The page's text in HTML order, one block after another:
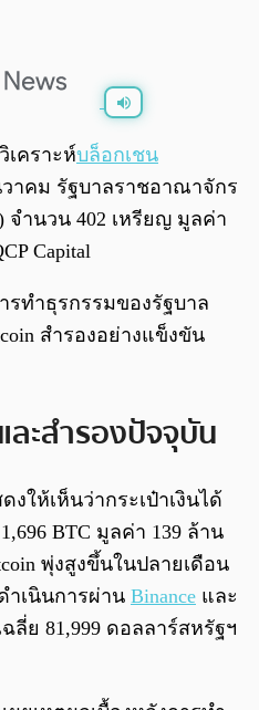
คราะห์บล็อกเชน
วาคม รัฐบาลราชอาณาจักร
จำนวน 402 เหรียญ มูลค่า
Capital
ทำธุรกรรมของรัฐบาล
สํารองอย่างแข็งขัน
ะสํารองปัจจุบัน
งให้เห็นว่ากระเป๋าเงินได้
BTC มูลค่า 139 ล้าน
พุ่งสูงขึ้นในปลายเดือน
ำเนินการผ่าน Binance และ
ฉลี่ย 81,999 ดอลลาร์สหรัฐฯ